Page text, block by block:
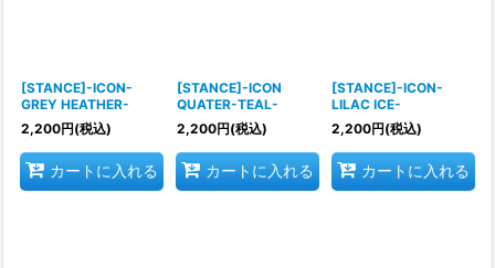
[STANCE]-ICON-
GREY HEATHER-
2,200円(税込)
カートに入れる
[STANCE]-ICON
QUATER-TEAL-
2,200円(税込)
カートに入れる
[STANCE]-ICON-
LILAC ICE-
2,200円(税込)
カートに入れる